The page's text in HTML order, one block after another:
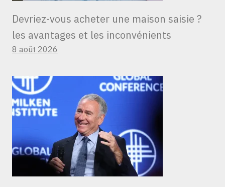
Devriez-vous acheter une maison saisie ?
les avantages et les inconvénients
8 août 2026